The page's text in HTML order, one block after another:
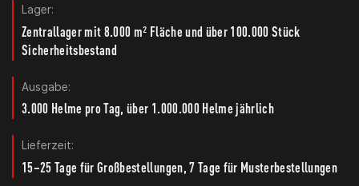
Lager:
Zentrallager mit 8.000 m² Fläche und über 100.000 Stück
Sicherheitsbestand
Ausgabe:
3.000 Helme pro Tag, über 1.000.000 Helme jährlich
Lieferzeit:
15–25 Tage für Großbestellungen, 7 Tage für Musterbestellungen